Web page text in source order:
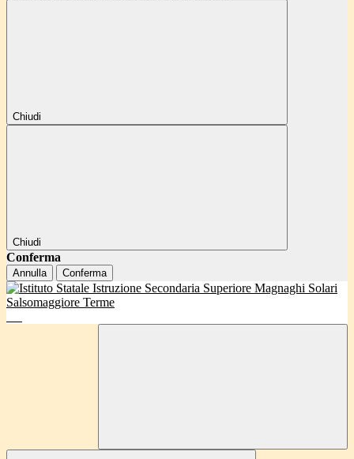
Chiudi
Chiudi
Conferma
Annulla Conferma